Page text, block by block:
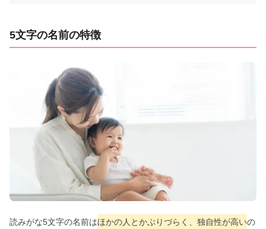
5文字の名前の特徴
読みがな5文字の名前はほかの人とかぶりづらく、独自性が高いの